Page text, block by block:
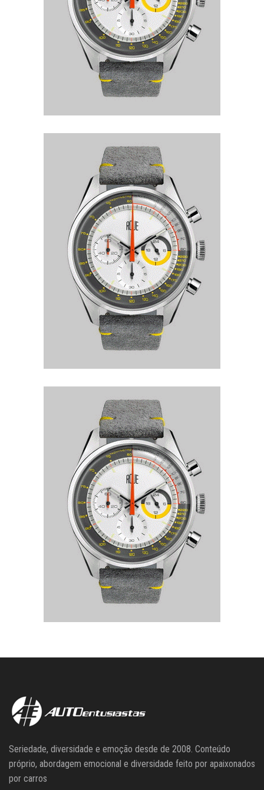
Seriedade, diversidade e emoção desde de 2008. Conteúdo
próprio, abordagem emocional e diversidade feito por apaixonados
por carros